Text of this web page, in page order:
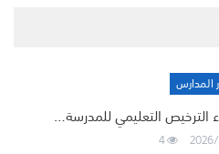
المدارس
الترخيص التعليمي للمدرسة…
4